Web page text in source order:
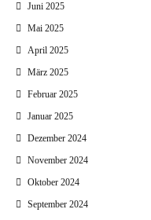
Juni 2025
Mai 2025
April 2025
März 2025
Februar 2025
Januar 2025
Dezember 2024
November 2024
Oktober 2024
September 2024